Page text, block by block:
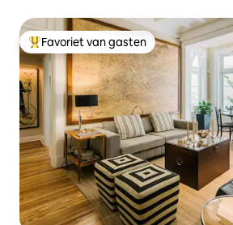
Topfavoriet van gasten
Favoriet van gasten